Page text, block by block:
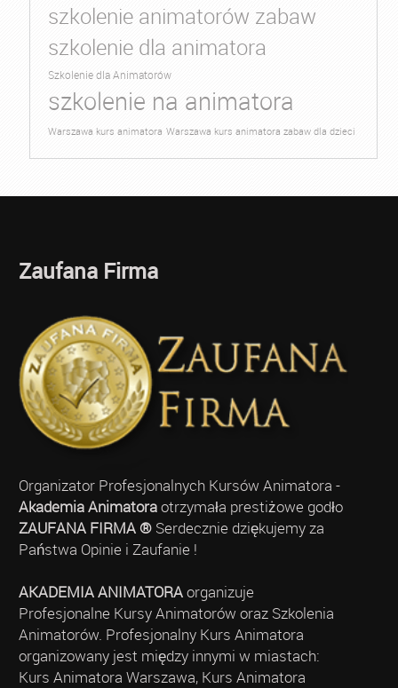
szkolenie animatorów zabaw
szkolenie dla animatora
Szkolenie dla Animatorów
szkolenie na animatora
Warszawa kurs animatora Warszawa kurs animatora zabaw dla dzieci
Zaufana Firma
Organizator Profesjonalnych Kursów Animatora -
Akademia Animatoraotrzymała prestiżowe godło
ZAUFANA FIRMA ®Serdecznie dziękujemy za
Państwa Opinie i Zaufanie !
AKADEMIA ANIMATORAorganizuje
Profesjonalne Kursy Animatorów oraz Szkolenia
Animatorów. Profesjonalny Kurs Animatora
organizowany jest między innymi w miastach:
Kurs Animatora Warszawa, Kurs Animatora